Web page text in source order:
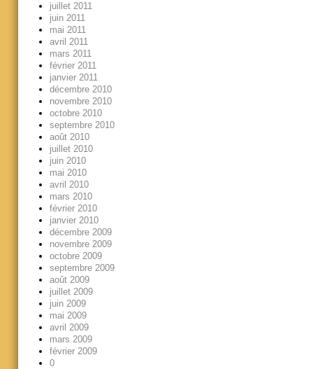
juillet 2011
juin 2011
mai 2011
avril 2011
mars 2011
février 2011
janvier 2011
décembre 2010
novembre 2010
octobre 2010
septembre 2010
août 2010
juillet 2010
juin 2010
mai 2010
avril 2010
mars 2010
février 2010
janvier 2010
décembre 2009
novembre 2009
octobre 2009
septembre 2009
août 2009
juillet 2009
juin 2009
mai 2009
avril 2009
mars 2009
février 2009
0